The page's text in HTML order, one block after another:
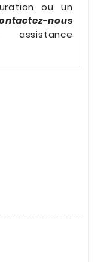
ou un
nous